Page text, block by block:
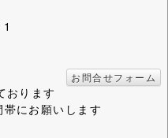
お問合せフォーム
おります
にお願いします